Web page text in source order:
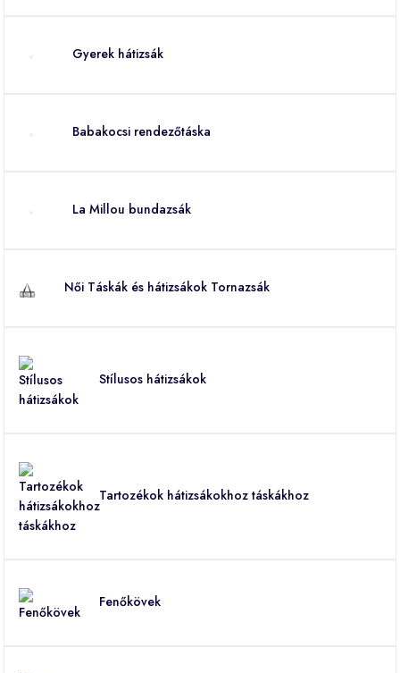
Gyerek hátizsák
Babakocsi rendezőtáska
La Millou bundazsák
Női Táskák és hátizsákok Tornazsák
Stílusos hátizsákok
Tartozékok hátizsákokhoz táskákhoz
Fenőkövek